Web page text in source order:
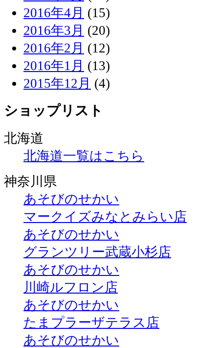
2016年4月 (15)
2016年3月 (20)
2016年2月 (12)
2016年1月 (13)
2015年12月 (4)
ショップリスト
北海道
北海道一覧はこちら
神奈川県
あそびのせかい
マークイズみなとみらい店
あそびのせかい
グランツリー武蔵小杉店
あそびのせかい
川崎ルフロン店
あそびのせかい
たまプラーザテラス店
あそびのせかい